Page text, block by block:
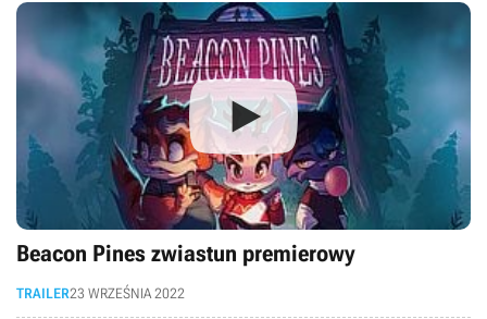
Beacon Pines zwiastun premierowy
TRAILER23 WRZEŚNIA 2022